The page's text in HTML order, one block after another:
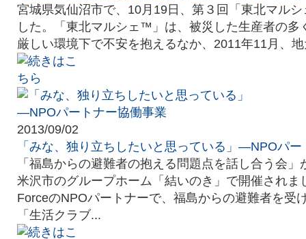
宮城県気仙沼市で、10月19日、第３回「東北マル
した。「東北マルシェ™」は、被災した生産者の多
厳しい環境下で不安を抱えるなか、2011年11月、
2013/09/02
「みな、独り立ちしたいと思っている」―NPOパ
「福島からの避難者の抱える問題点を話し合う会
米沢市のグループホーム「結いのき」で開催されま
ForceのNPOパートナーで、福島からの避難者を受
「生活クラブ...